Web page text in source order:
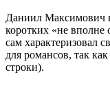
Даниил Максимович
коротких «не вполне
сам характеризовал
для романсов, так
строки).